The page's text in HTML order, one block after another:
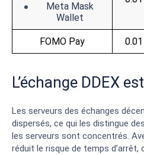
Meta Mask
Wallet
FOMO Pay
L’échange DDEX
Les serveurs des échanges
dispersés, ce qui les distingue
les serveurs sont concentrés.
réduit le risque de temps d’arrêt,